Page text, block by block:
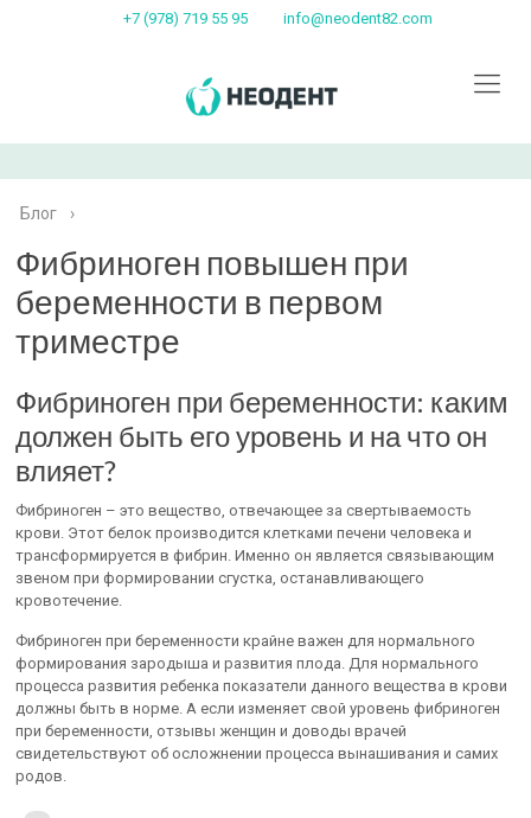
+7 (978) 719 55 95 info@neodent82.com
Блог ›
Фибриноген повышен при
беременности в первом
триместре
Фибриноген при беременности: каким
должен быть его уровень и на что он
влияет?
Фибриноген – это вещество, отвечающее за свертываемость
крови. Этот белок производится клетками печени человека и
трансформируется в фибрин. Именно он является связывающим
звеном при формировании сгустка, останавливающего
кровотечение.
Фибриноген при беременности крайне важен для нормального
формирования зародыша и развития плода. Для нормального
процесса развития ребенка показатели данного вещества в крови
должны быть в норме. А если изменяет свой уровень фибриноген
при беременности, отзывы женщин и доводы врачей
свидетельствуют об осложнении процесса вынашивания и самих
родов.